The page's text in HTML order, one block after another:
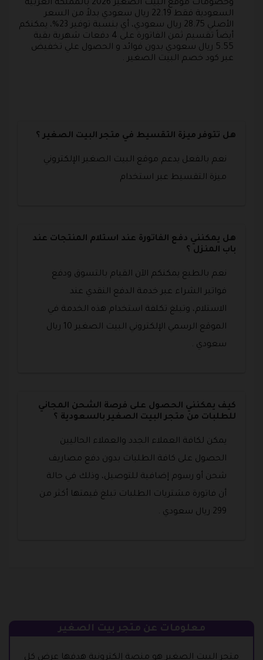
وخصومات موقع البيت الصغير 2026 بالمملكة العربية
السعودية فقط 22.19 ريال سعودي بدلاً من السعر
الأصلي 28.75 ريال سعودي، أي بنسبة توفير 23%، يمكنكم
أيضاً تقسيم ثمن الفاتورة على 4 دفعات شهرية بقية
5.55 ريال سعودي بدون فوائد و الحصول علي تخفيض
عبر كود خصم البيت الصغير .
هل تتوفر ميزة التقسيط في متجر البيت الصغير ؟
نعم بالفعل يدعم موقع البيت الصغير الإلكتروني
ميزة التقسيط عبر استخدام
هل يمكنني دفع الفاتورة عند استلام المنتجات عند
باب المنزل ؟
نعم بالطبع يمكنكم الآن القيام بالتسوق ودفع
فواتير الشراء عبر خدمة الدفع النقدي عند
الاستلام، وتبلغ تكلفة استخدام هذه الخدمة في
الموقع الرسمي الإلكتروني البيت الصغير 10 ريال
سعودي .
كيف يمكنني الحصول على فرصة الشحن المجاني
للطلبات من متجر البيت الصغير بالسعودية ؟
يمكن لكافة العملاء الجدد والعملاء الحاليين
الحصول على كافة الطلبات بدون دفع مصاريف
شحن أو رسوم إضافية للتوصيل، وذلك في حالة
أن فاتورة مشتريات الطلبات تبلغ قيمتها أكثر من
299 ريال سعودي .
معلومات عن متجر بيت الصغير
متجر البيت الصغير هو منصة إلكترونية هدفها عرض كل